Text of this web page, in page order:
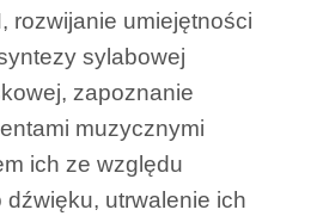
rozwijanie umiejętności
sylabowej
zapoznanie
muzycznymi
ich ze względu
dźwięku, utrwalenie ich